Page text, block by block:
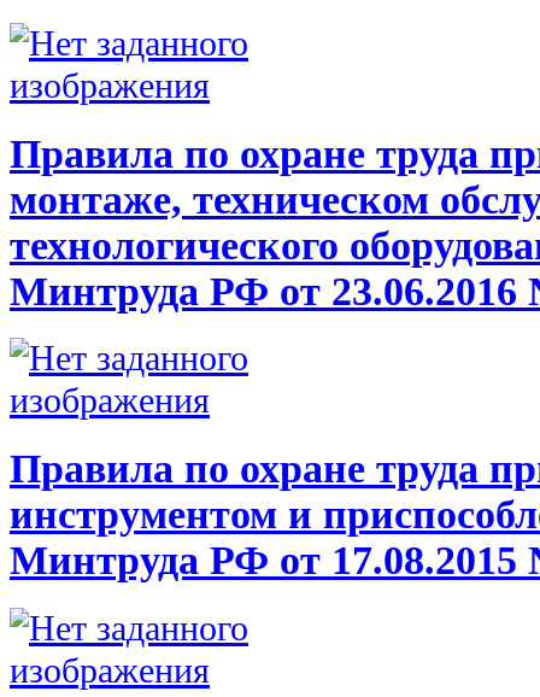
Правила по охране труда
монтаже, техническом
технологического
Минтруда РФ от 23.06.2016
Правила по охране труда
инструментом и
Минтруда РФ от 17.08.2015